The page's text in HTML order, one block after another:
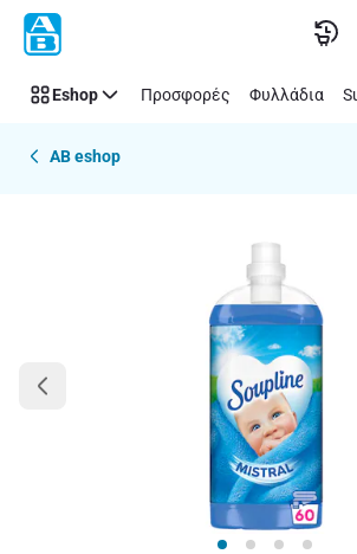
Παράλειψη
Eshop Προσφορές Φυλλάδια
AB eshop